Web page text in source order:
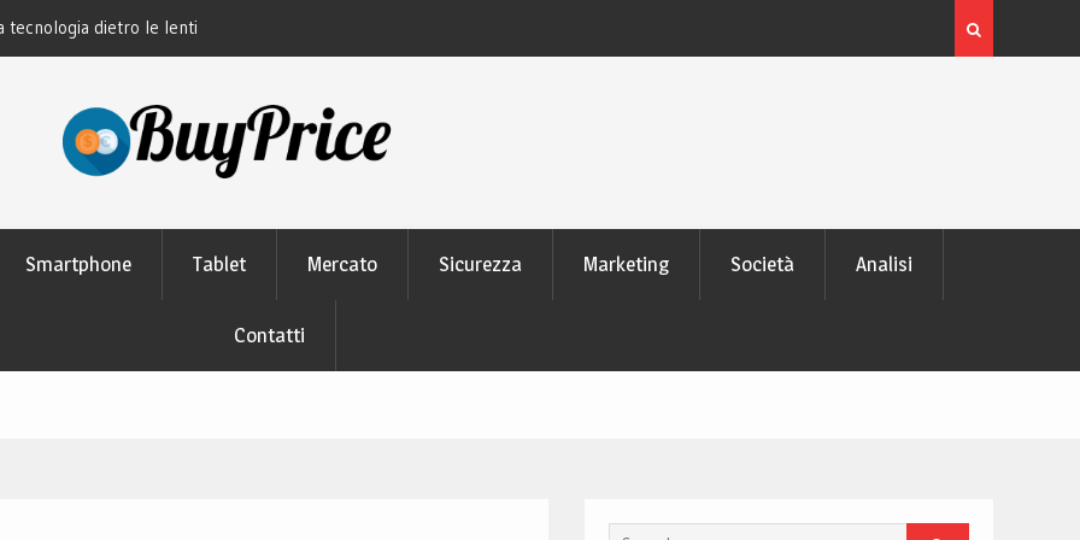
smart e il futuro
studiano
L’evoluzione delle memorie SD: da pochi MB ai
TB di dati
Smartphone Tablet Mercato Sicurezza Marketing Società Analisi
Contatti